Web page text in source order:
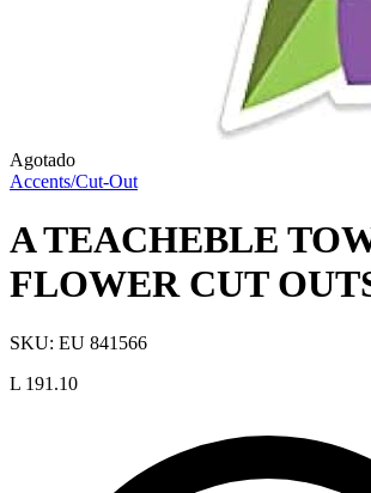
Agotado
Accents/Cut-Out
A TEACHEBLE
FLOWER CUT
SKU: EU 841566
L 191.10